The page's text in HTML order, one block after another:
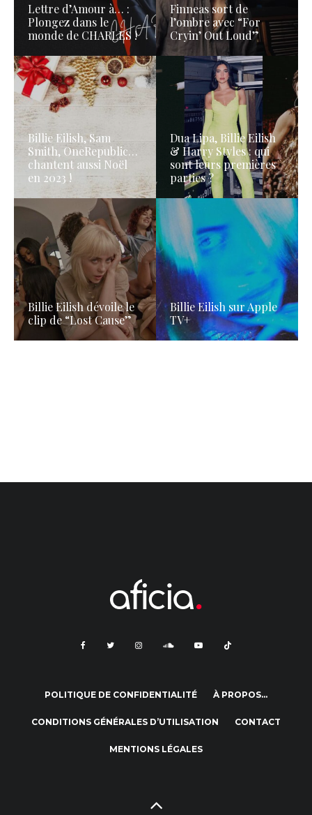
Lettre d’Amour à… :
Plongez dans le
monde de CHARLES !
Finneas sort de
l’ombre avec “For
Cryin’ Out Loud”
Billie Eilish, Sam
Smith, OneRepublic…
chantent aussi Noël
en 2023 !
Dua Lipa, Billie Eilish
& Harry Styles : qui
sont leurs premières
parties ?
Billie Eilish dévoile le
clip de “Lost Cause”
Billie Eilish sur Apple
TV+
POLITIQUE DE CONFIDENTIALITÉ À PROPOS…
CONDITIONS GÉNÉRALES D’UTILISATION CONTACT
MENTIONS LÉGALES